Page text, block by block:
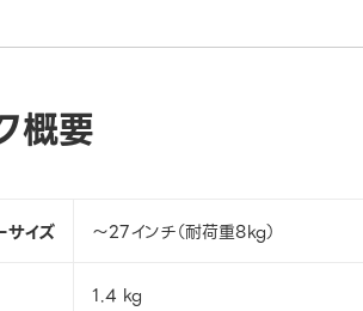
概要
サイズ ～27インチ（耐荷重8kg）
1.4 kg